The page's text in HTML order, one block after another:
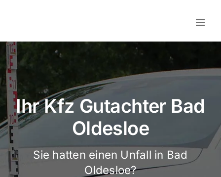
Ihr Kfz Gutachter Bad
Oldesloe
Sie hatten einen Unfall in Bad
Oldesloe?